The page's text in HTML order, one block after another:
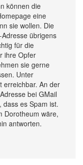
können die
eine
sie wollen. Die
übrigens
für die
ihre Opfer
sie gerne
Unter
erreichbar. An der
bei GMail
es Spam ist.
Dorotheum wäre,
antworten.